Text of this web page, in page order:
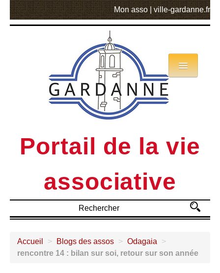
Mon asso ville-gardanne.fr
Portail de la vie
associative
Annuaire
Actualités
MVA
Accueil > Blogs des assos > Odagaia
>
rencontre 14 : bilan sur soi, retour sur son année